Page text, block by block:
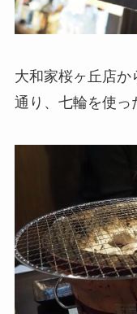
大和家桜ヶ丘店
通り、七輪を使っ